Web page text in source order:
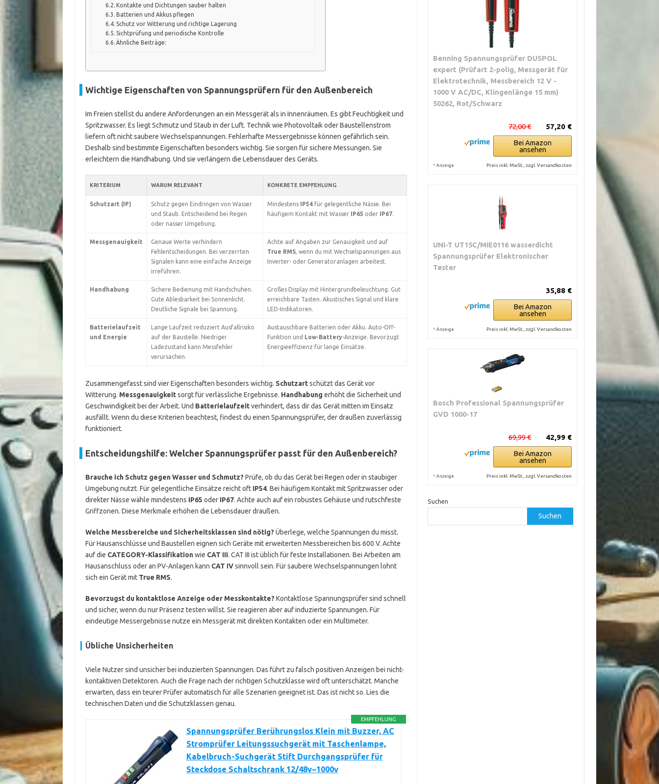
Kontakte und Dichtungen sauber halten
Batterien und Akkus pflegen
Schutz vor Witterung und richtige Lagerung
Sichtprüfung und periodische Kontrolle
Ähnliche Beiträge:
Wichtige Eigenschaften von Spannungsprüfern für den Außenbereich
Im Freien stellst du andere Anforderungen an ein Messgerät als in Innenräumen. Es gibt Feuchtigkeit und
Spritzwasser. Es liegt Schmutz und Staub in der Luft. Technik wie Photovoltaik oder Baustellenstrom
liefern oft nicht saubere Wechselspannungen. Fehlerhafte Messergebnisse können gefährlich sein.
Deshalb sind bestimmte Eigenschaften besonders wichtig. Sie sorgen für sichere Messungen. Sie
erleichtern die Handhabung. Und sie verlängern die Lebensdauer des Geräts.
KRITERIUM WARUM RELEVANT KONKRETE EMPFEHLUNG
Schutzart (IP)
Schutz gegen Eindringen von Wasser
und Staub. Entscheidend bei Regen
oder nasser Umgebung.
Mindestens IP54für gelegentliche Nässe. Bei
häufigem Kontakt mit Wasser IP65 oder IP67.
Messgenauigkeit
Genaue Werte verhindern
Fehlentscheidungen. Bei verzerrten
Signalen kann eine einfache Anzeige
irreführen.
Achte auf Angaben zur Genauigkeit und auf
True RMS, wenn du mit Wechselspannungen aus
Inverter- oder Generatoranlagen arbeitest.
Handhabung
Sichere Bedienung mit Handschuhen.
Gute Ablesbarkeit bei Sonnenlicht.
Deutliche Signale bei Spannung.
Großes Display mit Hintergrundbeleuchtung. Gut
erreichbare Tasten. Akustisches Signal und klare
LED-Indikatoren.
Batterielaufzeit
und Energie
Lange Laufzeit reduziert Ausfallrisiko
auf der Baustelle. Niedriger
Ladezustand kann Messfehler
verursachen.
Austauschbare Batterien oder Akku. Auto-Off-
Funktion und Low-Battery-Anzeige. Bevorzugt
Energieeffizienz für lange Einsätze.
Zusammengefasst sind vier Eigenschaften besonders wichtig. Schutzartschützt das Gerät vor
Witterung. Messgenauigkeitsorgt für verlässliche Ergebnisse. Handhabung erhöht die Sicherheit und
Geschwindigkeit bei der Arbeit. Und Batterielaufzeitverhindert, dass dir das Gerät mitten im Einsatz
ausfällt. Wenn du diese Kriterien beachtest, findest du einen Spannungsprüfer, der draußen zuverlässig
funktioniert.
Entscheidungshilfe: Welcher Spannungsprüfer passt für den Außenbereich?
Brauche ich Schutz gegen Wasser und Schmutz? Prüfe, ob du das Gerät bei Regen oder in staubiger
Umgebung nutzt. Für gelegentliche Einsätze reicht oft IP54. Bei häufigem Kontakt mit Spritzwasser oder
direkter Nässe wähle mindestens IP65 oder IP67. Achte auch auf ein robustes Gehäuse und rutschfeste
Griffzonen. Diese Merkmale erhöhen die Lebensdauer draußen.
Welche Messbereiche und Sicherheitsklassen sind nötig? Überlege, welche Spannungen du misst.
Für Hausanschlüsse und Baustellen eignen sich Geräte mit erweiterten Messbereichen bis 600 V. Achte
auf die CATEGORY-Klassifikationwie CAT III. CAT III ist üblich für feste Installationen. Bei Arbeiten am
Hausanschluss oder an PV-Anlagen kann CAT IVsinnvoll sein. Für saubere Wechselspannungen lohnt
sich ein Gerät mit True RMS.
Bevorzugst du kontaktlose Anzeige oder Messkontakte? Kontaktlose Spannungsprüfer sind schnell
und sicher, wenn du nur Präsenz testen willst. Sie reagieren aber auf induzierte Spannungen. Für
eindeutige Messergebnisse nutze ein Messgerät mit direkten Kontakten oder ein Multimeter.
Übliche Unsicherheiten
Viele Nutzer sind unsicher bei induzierten Spannungen. Das führt zu falsch positiven Anzeigen bei nicht-
kontaktiven Detektoren. Auch die Frage nach der richtigen Schutzklasse wird oft unterschätzt. Manche
erwarten, dass ein teurer Prüfer automatisch für alle Szenarien geeignet ist. Das ist nicht so. Lies die
technischen Daten und die Schutzklassen genau.
EMPFEHLUNG
Spannungsprüfer Berührungslos Klein mit Buzzer, AC
Stromprüfer Leitungssuchgerät mit Taschenlampe,
Kabelbruch-Suchgerät Stift Durchgangsprüfer für
Steckdose Schaltschrank 12/48v~1000v
Benning Spannungsprüfer DUSPOL
expert (Prüfart 2-polig, Messgerät für
Elektrotechnik, Messbereich 12 V -
1000 V AC/DC, Klingenlänge 15 mm)
50262, Rot/Schwarz
57,20 €
72,00 €
Bei Amazon
ansehen
* Anzeige Preis inkl. MwSt., zzgl. Versandkosten
UNI-T UT15C/MIE0116 wasserdicht
Spannungsprüfer Elektronischer
Tester
35,88 €
Bei Amazon
ansehen
* Anzeige Preis inkl. MwSt., zzgl. Versandkosten
Bosch Professional Spannungsprüfer
GVD 1000-17
42,99 €
69,99 €
Bei Amazon
ansehen
* Anzeige Preis inkl. MwSt., zzgl. Versandkosten
Suchen
Suchen